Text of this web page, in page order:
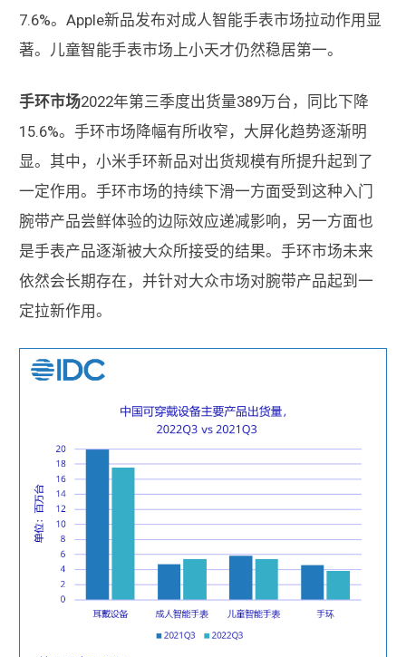
7.6%。Apple新品发布对成人智能手表市场拉动作用显
著。儿童智能手表市场上小天才仍然稳居第一。
手环市场2022年第三季度出货量389万台，同比下降
15.6%。手环市场降幅有所收窄，大屏化趋势逐渐明
显。其中，小米手环新品对出货规模有所提升起到了
一定作用。手环市场的持续下滑一方面受到这种入门
腕带产品尝鲜体验的边际效应递减影响，另一方面也
是手表产品逐渐被大众所接受的结果。手环市场未来
依然会长期存在，并针对大众市场对腕带产品起到一
定拉新作用。